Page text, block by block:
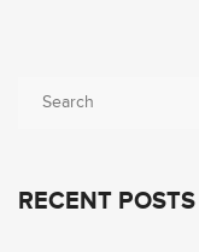
RECENT POSTS